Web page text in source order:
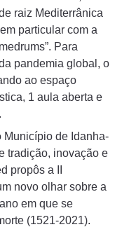
raiz Mediterrânica
particular com a
Para
pandemia global, o
ao espaço
1 aula aberta e
Município de Idanha-
tradição, inovação e
propôs a II
novo olhar sobre a
em que se
(1521-2021).